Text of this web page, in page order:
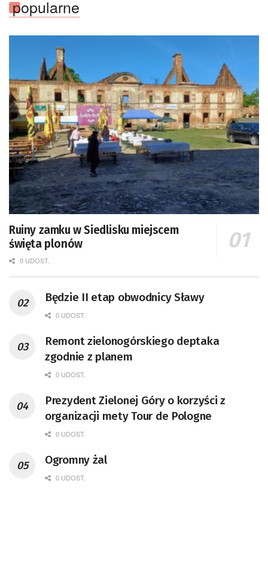
popularne
Ruiny zamku w Siedlisku miejscem
święta plonów
0 UDOST.
Będzie II etap obwodnicy Sławy
0 UDOST.
Remont zielonogórskiego deptaka
zgodnie z planem
0 UDOST.
Prezydent Zielonej Góry o korzyści z
organizacji mety Tour de Pologne
0 UDOST.
Ogromny żal
0 UDOST.